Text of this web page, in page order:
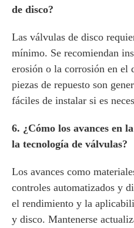
de disco?
Las válvulas de disco
mínimo. Se recomiendan
erosión o la corrosión en el
piezas de repuesto son
fáciles de instalar si es
6. ¿Cómo los avances en
la tecnología de válvulas?
Los avances como
controles automatizados y
el rendimiento y la
y disco. Mantenerse